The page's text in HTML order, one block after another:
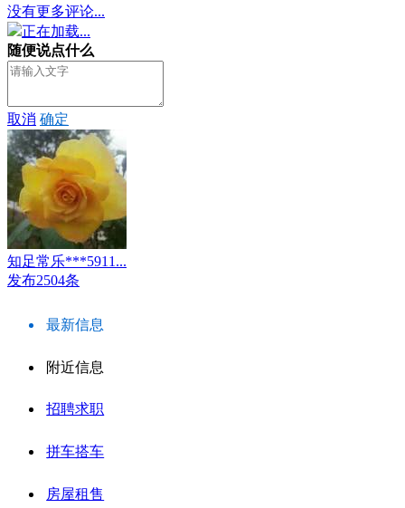
没有更多评论...
正在加载...
随便说点什么
取消 确定
知足常乐***5911...
发布2504条
最新信息
附近信息
招聘求职
拼车搭车
房屋租售